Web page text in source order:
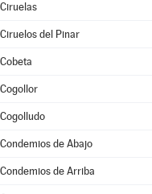
Ciruelas
Ciruelos del Pinar
Cobeta
Cogollor
Cogolludo
Condemios de Abajo
Condemios de Arriba